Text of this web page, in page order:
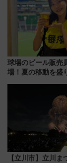
球場のビール販売
場！夏の移動を盛
【立川市】立川ま